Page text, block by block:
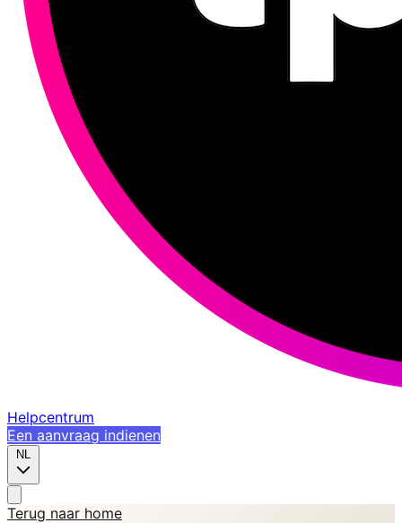
Helpcentrum
Een aanvraag indienen
NL
Terug naar home